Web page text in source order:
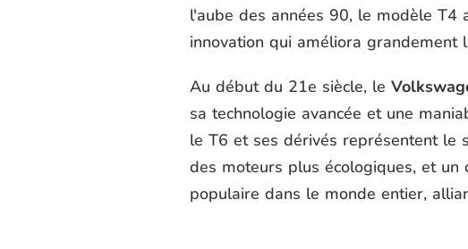
l'aube des années 90, le modèle T4
innovation qui améliora grandement
Au début du 21e siècle, le
sa technologie avancée et une
le T6 et ses dérivés représentent le
des moteurs plus écologiques, et un
populaire dans le monde entier,